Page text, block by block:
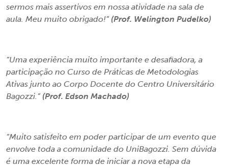
sermos mais assertivos em nossa atividade na sala de
aula. Meu muito obrigado!” (Prof. Welington Pudelko)
“Uma experiência muito importante e desafiadora, a
participação no Curso de Práticas de Metodologias
Ativas junto ao Corpo Docente do Centro Universitário
Bagozzi.” (Prof. Edson Machado)
“Muito satisfeito em poder participar de um evento que
envolve toda a comunidade do UniBagozzi. Sem dúvida
é uma excelente forma de iniciar a nova etapa da